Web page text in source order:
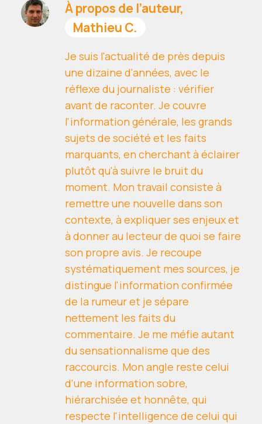
À propos de l’auteur,
Mathieu C.
Je suis l'actualité de près depuis
une dizaine d'années, avec le
réflexe du journaliste : vérifier
avant de raconter. Je couvre
l'information générale, les grands
sujets de société et les faits
marquants, en cherchant à éclairer
plutôt qu'à suivre le bruit du
moment. Mon travail consiste à
remettre une nouvelle dans son
contexte, à expliquer ses enjeux et
à donner au lecteur de quoi se faire
son propre avis. Je recoupe
systématiquement mes sources, je
distingue l'information confirmée
de la rumeur et je sépare
nettement les faits du
commentaire. Je me méfie autant
du sensationnalisme que des
raccourcis. Mon angle reste celui
d'une information sobre,
hiérarchisée et honnête, qui
respecte l'intelligence de celui qui